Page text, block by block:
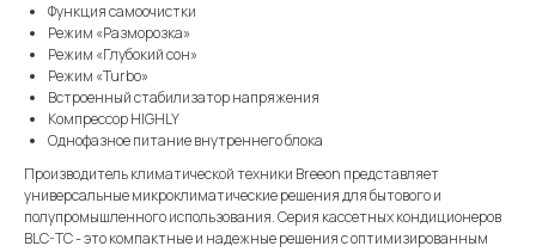
Функция самоочистки
Режим «Разморозка»
Режим «Глубокий сон»
Режим «Turbo»
Встроенный стабилизатор напряжения
Компрессор HIGHLY
Однофазное питание внутреннего блока
Производитель климатической техники Breeon представляет
универсальные микроклиматические решения для бытового и
полупромышленного использования. Серия кассетных кондиционеров
BLC-TC - это компактные и надежные решения с оптимизированным